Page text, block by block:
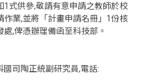
1式供參,敬請有意申請之教師於校
作業,並將「計畫申請名冊」1份核
,俾憑辦理備函至科技部。
司陶正統副研究員,電話: